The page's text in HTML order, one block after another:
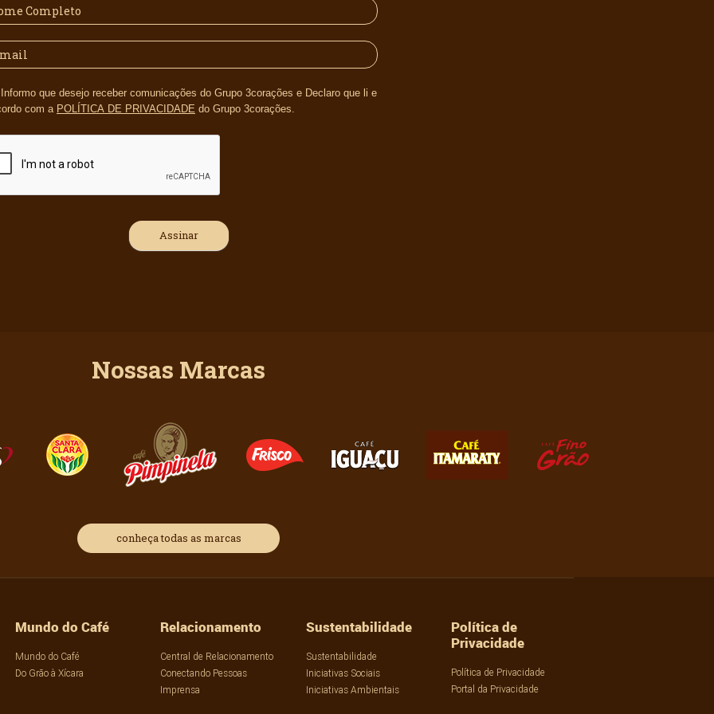
com a POLÍTICA DE PRIVACIDADE do Grupo 3corações.
Nossas Marcas
conheça todas as marcas
Mundo do Café
Mundo do Café
Do Grão à Xícara
Relacionamento
Central de Relacionamento
Conectando Pessoas
Imprensa
Sustentabilidade
Sustentabilidade
Iniciativas Sociais
Iniciativas Ambientais
Política de
Privacidade
Política de Privacidade
Portal da Privacidade